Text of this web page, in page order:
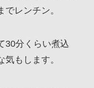
レンチン。
30分くらい煮込
もします。